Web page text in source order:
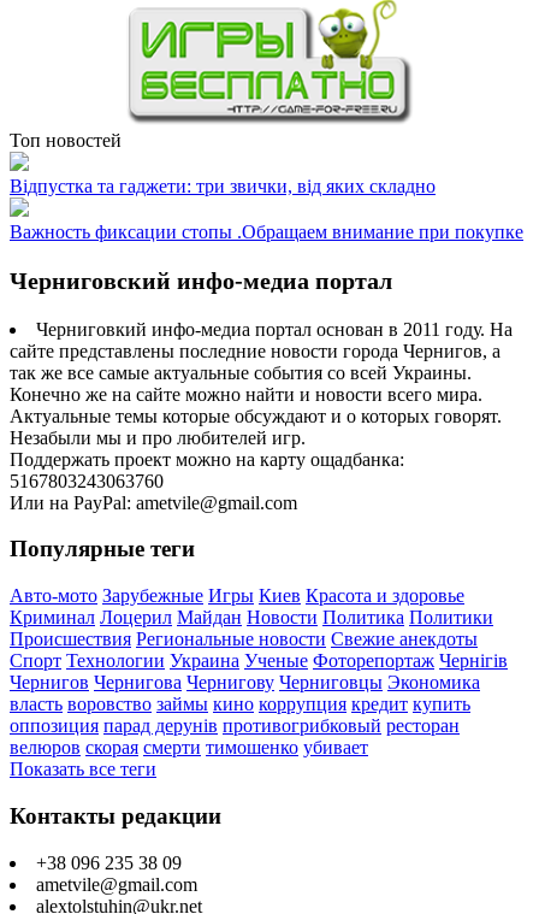
Топ новостей
Відпустка та гаджети: три звички, від яких складно
Важность фиксации стопы .Обращаем внимание при покупке
Черниговский инфо-медиа портал
Черниговкий инфо-медиа портал основан в 2011 году. На
сайте представлены последние новости города Чернигов, а
так же все самые актуальные события со всей Украины.
Конечно же на сайте можно найти и новости всего мира.
Актуальные темы которые обсуждают и о которых говорят.
Незабыли мы и про любителей игр.
Поддержать проект можно на карту ощадбанка:
5167803243063760
Или на PayPal: ametvile@gmail.com
Популярные теги
Авто-мото Зарубежные Игры Киев Красота и здоровье
Криминал Лоцерил Майдан Новости Политика Политики
Происшествия Региональные новости Свежие анекдоты
Спорт Технологии Украина Ученые Фоторепортаж Чернігів
Чернигов Чернигова Чернигову Черниговцы Экономика
власть воровство займы кино коррупция кредит купить
оппозиция парад дерунів противогрибковый ресторан
велюров скорая смерти тимошенко убивает
Показать все теги
Контакты редакции
+38 096 235 38 09
ametvile@gmail.com
alextolstuhin@ukr.net